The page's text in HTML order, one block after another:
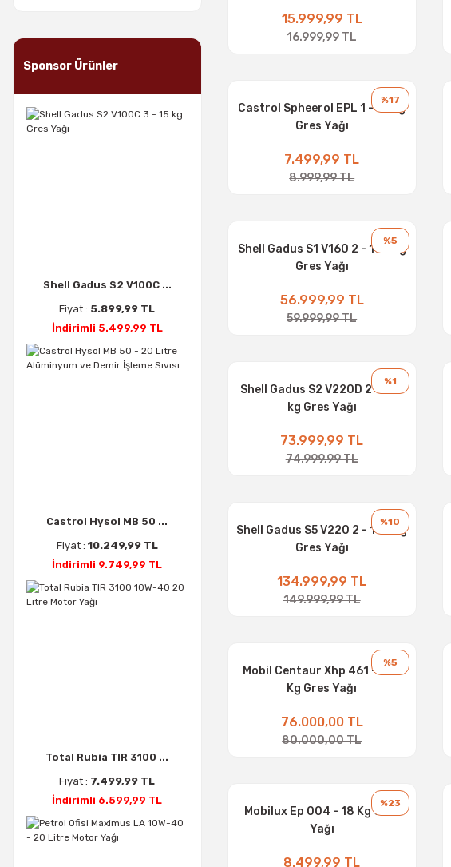
Sponsor Ürünler
Shell Gadus S2 V100C ...
Fiyat : 5.899,99 TL
İndirimli 5.499,99 TL
Castrol Hysol MB 50 ...
Fiyat : 10.249,99 TL
İndirimli 9.749,99 TL
Total Rubia TIR 3100 ...
Fiyat : 7.499,99 TL
İndirimli 6.599,99 TL
15.999,99 TL
16.999,99 TL
%17
Castrol Spheerol EPL 1 - 16 Kg
Gres Yağı
7.499,99 TL
8.999,99 TL
%5
Shell Gadus S1 V160 2 - 180 kg
Gres Yağı
56.999,99 TL
59.999,99 TL
%1
Shell Gadus S2 V220D 2 - 180
kg Gres Yağı
73.999,99 TL
74.999,99 TL
%10
Shell Gadus S5 V220 2 - 180 kg
Gres Yağı
134.999,99 TL
149.999,99 TL
%5
Mobil Centaur Xhp 461 - 180
Kg Gres Yağı
76.000,00 TL
80.000,00 TL
%23
Mobilux Ep 004 - 18 Kg Gres
Yağı
8.499,99 TL